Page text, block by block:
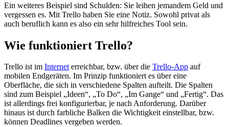
Ein weiteres Beispiel sind Schulden: Sie leihen jemandem Geld und
vergessen es. Mit Trello haben Sie eine Notiz. Sowohl privat als
auch beruflich kann es also ein sehr hilfreiches Tool sein.
Wie funktioniert Trello?
Trello ist im Interneterreichbar, bzw. über die Trello-App auf
mobilen Endgeräten. Im Prinzip funktioniert es über eine
Oberfläche, die sich in verschiedene Spalten aufteilt. Die Spalten
sind zum Beispiel „Ideen“, „To Do“, „Im Gange“ und „Fertig“. Das
ist allerdings frei konfigurierbar, je nach Anforderung. Darüber
hinaus ist durch farbliche Balken die Wichtigkeit einstellbar, bzw.
können Deadlines vergeben werden.